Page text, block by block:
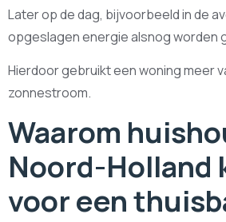
Later op de dag, bijvoorbeeld in de
opgeslagen energie alsnog worden
Hierdoor gebruikt een woning meer
zonnestroom.
Waarom
Noord-Holland
voor een